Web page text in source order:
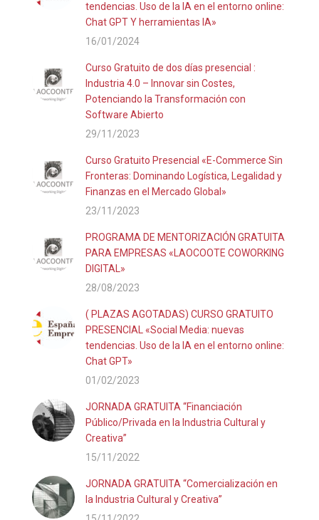
tendencias. Uso de la IA en el entorno online:
Chat GPT Y herramientas IA»
16/01/2024
Curso Gratuito de dos días presencial :
Industria 4.0 – Innovar sin Costes,
Potenciando la Transformación con
Software Abierto
29/11/2023
Curso Gratuito Presencial «E-Commerce Sin
Fronteras: Dominando Logística, Legalidad y
Finanzas en el Mercado Global»
23/11/2023
PROGRAMA DE MENTORIZACIÓN GRATUITA
PARA EMPRESAS «LAOCOOTE COWORKING
DIGITAL»
28/08/2023
( PLAZAS AGOTADAS) CURSO GRATUITO
PRESENCIAL «Social Media: nuevas
tendencias. Uso de la IA en el entorno online:
Chat GPT»
01/02/2023
JORNADA GRATUITA “Financiación
Público/Privada en la Industria Cultural y
Creativa”
15/11/2022
JORNADA GRATUITA “Comercialización en
la Industria Cultural y Creativa”